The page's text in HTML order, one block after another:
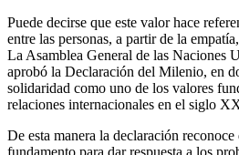
Puede decirse que este valor hace
entre las personas, a partir de la
La Asamblea General de las Naciones
aprobó la Declaración del Milenio, en
solidaridad como uno de los valores
relaciones internacionales en el siglo
De esta manera la declaración
fundamento para dar respuesta a los